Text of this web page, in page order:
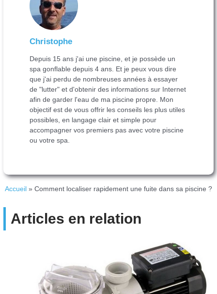
Christophe
Depuis 15 ans j'ai une piscine, et je possède un
spa gonflable depuis 4 ans. Et je peux vous dire
que j'ai perdu de nombreuses années à essayer
de "lutter" et d'obtenir des informations sur Internet
afin de garder l'eau de ma piscine propre. Mon
objectif est de vous offrir les conseils les plus utiles
possibles, en langage clair et simple pour
accompagner vos premiers pas avec votre piscine
ou votre spa.
Accueil » Comment localiser rapidement une fuite dans sa piscine ?
Articles en relation